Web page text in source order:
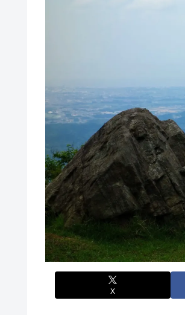
X